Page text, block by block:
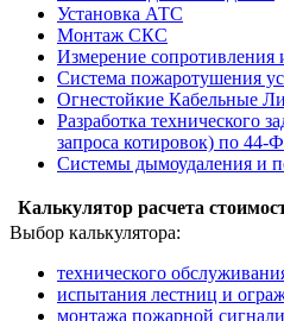
Установка АТС
Монтаж СКС
Измерение сопротивления
Система пожаротушения
Огнестойкие Кабельные
Разработка технического
запроса котировок) по 44-
Системы дымоудаления и
Калькулятор расчета
Выбор калькулятора:
технического
испытания лестниц и
монтажа пожарной